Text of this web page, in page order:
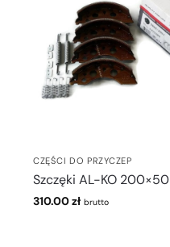
CZĘŚCI DO PRZYCZEP
Szczęki AL-KO 200×50
310.00zł brutto